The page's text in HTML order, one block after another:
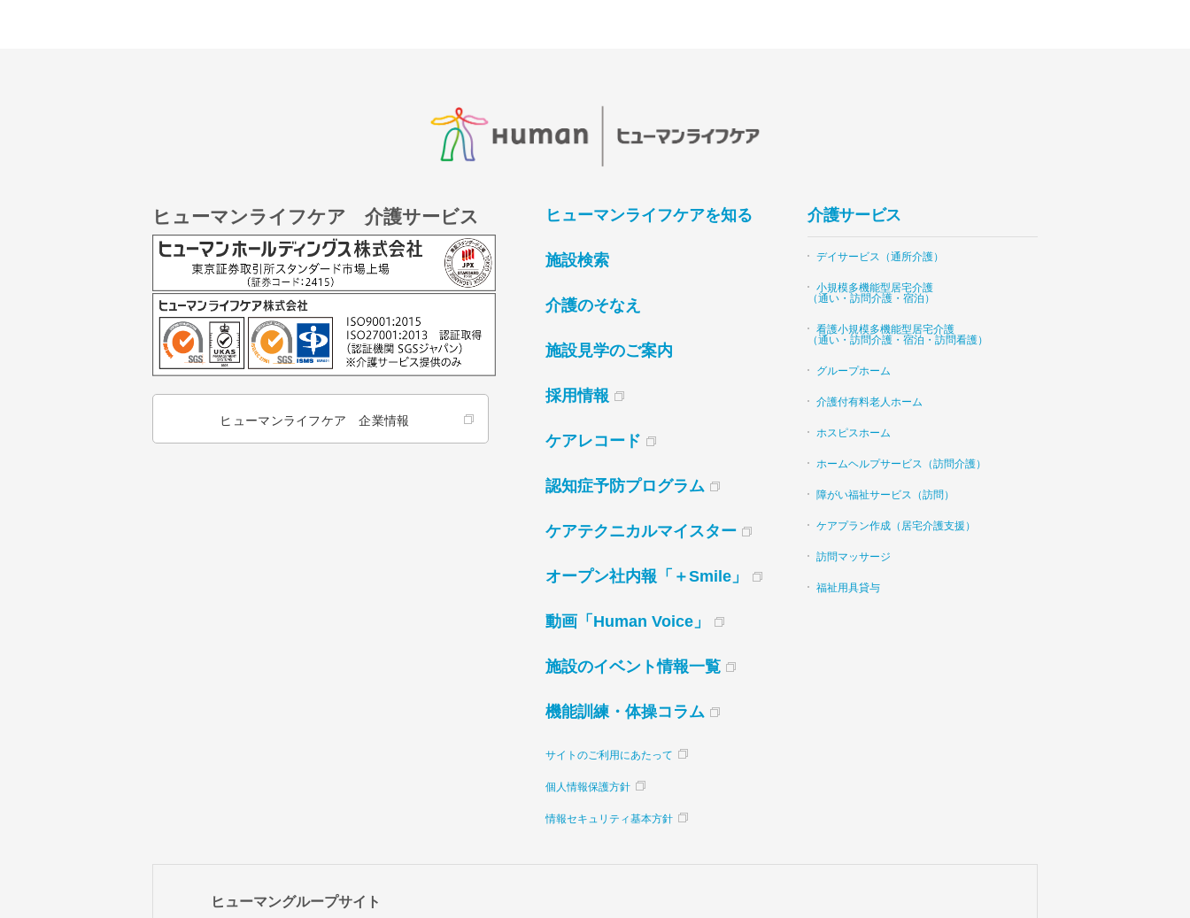
ヒューマンライフケア 介護サービス
ヒューマンライフケア 企業情報
ヒューマンライフケアを知る
施設検索
介護のそなえ
施設見学のご案内
採用情報
ケアレコード
認知症予防プログラム
ケアテクニカルマイスター
オープン社内報「＋Smile」
動画「Human Voice」
施設のイベント情報一覧
機能訓練・体操コラム
サイトのご利用にあたって
個人情報保護方針
情報セキュリティ基本方針
介護サービス
デイサービス（通所介護）
小規模多機能型居宅介護
（通い・訪問介護・宿泊）
看護小規模多機能型居宅介護
（通い・訪問介護・宿泊・訪問看護）
グループホーム
介護付有料老人ホーム
ホスピスホーム
ホームヘルプサービス（訪問介護）
障がい福祉サービス（訪問）
ケアプラン作成（居宅介護支援）
訪問マッサージ
福祉用具貸与
ヒューマングループサイト